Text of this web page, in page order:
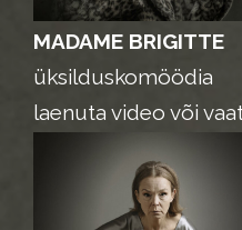
MADAME BRIGITTE
üksilduskomöödia
laenuta video või